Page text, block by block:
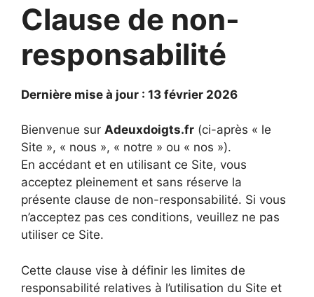
Clause de non-
responsabilité
Dernière mise à jour : 13 février 2026
Bienvenue sur Adeuxdoigts.fr (ci-après « le
Site », « nous », « notre » ou « nos »).
En accédant et en utilisant ce Site, vous
acceptez pleinement et sans réserve la
présente clause de non-responsabilité. Si vous
n’acceptez pas ces conditions, veuillez ne pas
utiliser ce Site.
Cette clause vise à définir les limites de
responsabilité relatives à l’utilisation du Site et